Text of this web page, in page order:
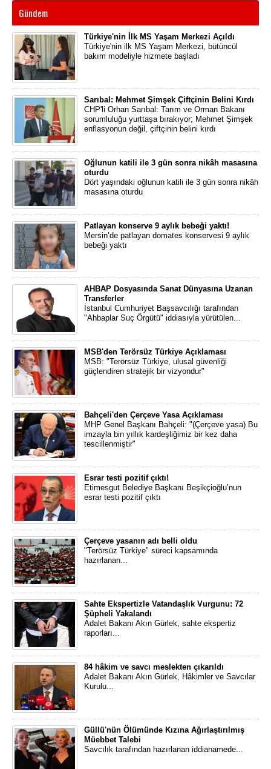
Gündem
Türkiye'nin İlk MS Yaşam Merkezi Açıldı
Türkiye'nin ilk MS Yaşam Merkezi, bütüncül
bakım modeliyle hizmete başladı
Sarıbal: Mehmet Şimşek Çiftçinin Belini Kırdı
CHP'li Orhan Sarıbal: Tarım ve Orman Bakanı
sorumluluğu yurttaşa bırakıyor; Mehmet Şimşek
enflasyonun değil, çiftçinin belini kırdı
Oğlunun katili ile 3 gün sonra nikâh masasına
oturdu
Dört yaşındaki oğlunun katili ile 3 gün sonra nikâh
masasına oturdu
Patlayan konserve 9 aylık bebeği yaktı!
Mersin’de patlayan domates konservesi 9 aylık
bebeği yaktı
AHBAP Dosyasında Sanat Dünyasına Uzanan
Transferler
İstanbul Cumhuriyet Başsavcılığı tarafından
"Ahbaplar Suç Örgütü" iddiasıyla yürütülen...
MSB'den Terörsüz Türkiye Açıklaması
MSB: "Terörsüz Türkiye, ulusal güvenliği
güçlendiren stratejik bir vizyondur"
Bahçeli'den Çerçeve Yasa Açıklaması
MHP Genel Başkanı Bahçeli: "(Çerçeve yasa) Bu
imzayla bin yıllık kardeşliğimiz bir kez daha
tescillenmiştir"
Esrar testi pozitif çıktı!
Etimesgut Belediye Başkanı Beşikçioğlu’nun
esrar testi pozitif çıktı
Çerçeve yasanın adı belli oldu
"Terörsüz Türkiye" süreci kapsamında
hazırlanan...
Sahte Ekspertizle Vatandaşlık Vurgunu: 72
Şüpheli Yakalandı
Adalet Bakanı Akın Gürlek, sahte ekspertiz
raporları...
84 hâkim ve savcı meslekten çıkarıldı
Adalet Bakanı Akın Gürlek, Hâkimler ve Savcılar
Kurulu...
Güllü'nün Ölümünde Kızına Ağırlaştırılmış
Müebbet Talebi
Savcılık tarafından hazırlanan iddianamede...